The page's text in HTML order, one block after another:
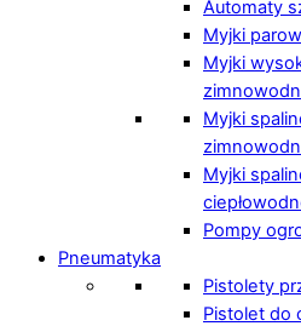
Automaty
Myjki
Myjki
Myjki
Myjki
Pompy
Pneumatyka
Pistolety
Pistolet do